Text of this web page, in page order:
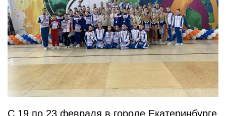
С 19 по 23 февраля в городе Екатеринбурге